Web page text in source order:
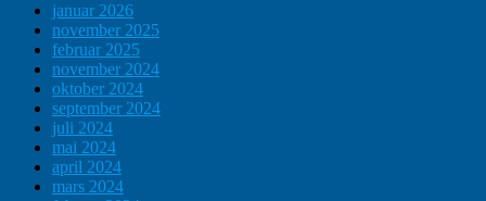
januar 2026
november 2025
februar 2025
november 2024
oktober 2024
september 2024
juli 2024
mai 2024
april 2024
mars 2024